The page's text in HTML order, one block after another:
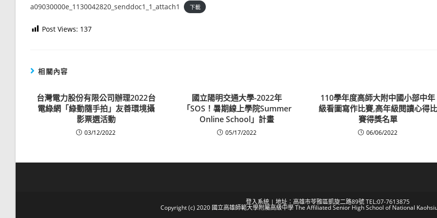
a09030000e_1130042820_senddoc1_1_attach1 下載
Post Views: 137
相關內容
台灣電力股份有限公司辦理2022台
電綠網「綠動隨手拍」友善環境攝
影票選活動
03/12/2022
國立陽明交通大學-2022年
「SOS！暑期線上學院Summer
Online School」計畫
05/17/2022
110學年度高師大附中國小部中年
級看圖寫作比賽,高年級閱讀心得比
賽得獎名單
06/06/2022
登入系統 | 地址：高雄市苓雅區凱旋二路89號 TEL:07-7613875
Copyright (c) 2020 國立高雄師範大學附屬高級中學 The Affiliated Senior High School of National